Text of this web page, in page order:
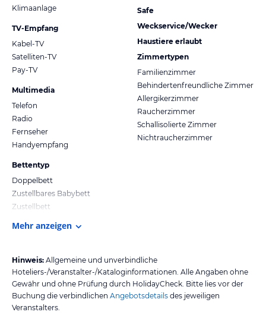
Klimaanlage
TV-Empfang
Kabel-TV
Satelliten-TV
Pay-TV
Multimedia
Telefon
Radio
Fernseher
Handyempfang
Bettentyp
Doppelbett
Zustellbares Babybett
Zustellbett
Safe
Weckservice/Wecker
Haustiere erlaubt
Zimmertypen
Familienzimmer
Behindertenfreundliche Zimmer
Allergikerzimmer
Raucherzimmer
Schallisolierte Zimmer
Nichtraucherzimmer
Mehr anzeigen
Hinweis: Allgemeine und unverbindliche
Hoteliers-/Veranstalter-/Kataloginformationen. Alle Angaben ohne
Gewähr und ohne Prüfung durch HolidayCheck. Bitte lies vor der
Buchung die verbindlichen Angebotsdetails des jeweiligen
Veranstalters.